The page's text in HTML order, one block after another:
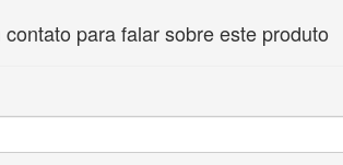
contato para falar sobre este produto